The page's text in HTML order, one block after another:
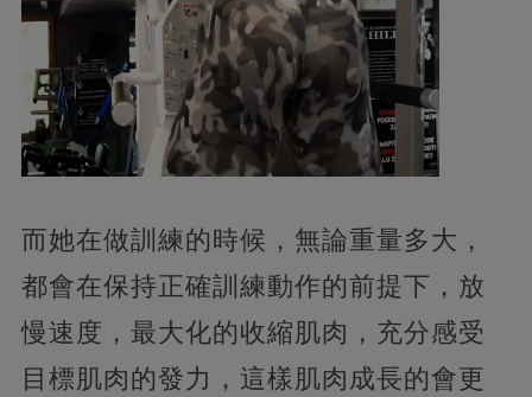
而她在做訓練的時候，無論重量多大，
都會在保持正確訓練動作的前提下，放
慢速度，最大化的收縮肌肉，充分感受
目標肌肉的發力，這樣肌肉成長的會更